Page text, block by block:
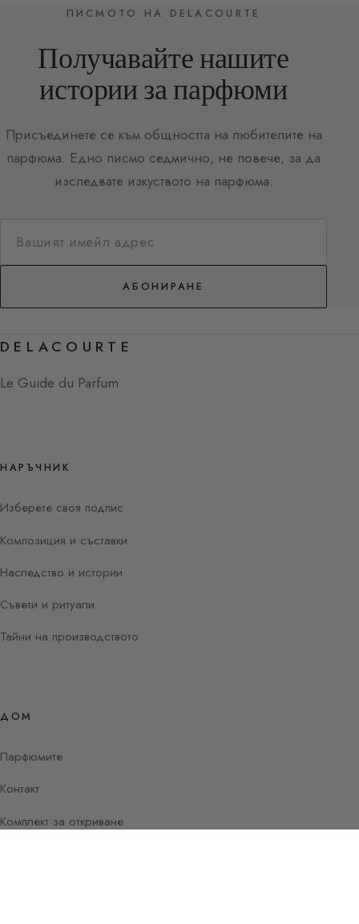
ПИСМОТО НА DELACOURTE
Получавайте нашите
истории за парфюми
Присъединете се към общността на любителите на
парфюма. Едно писмо седмично, не повече, за да
изследвате изкуството на парфюма.
АБОНИРАНЕ
DELACOURTE
Le Guide du Parfum
НАРЪЧНИК
Изберете своя подпис
Композиция и съставки
Наследство и истории
Съвети и ритуали
Тайни на производството
ДОМ
Парфюмите
Контакт
Комплект за откриване